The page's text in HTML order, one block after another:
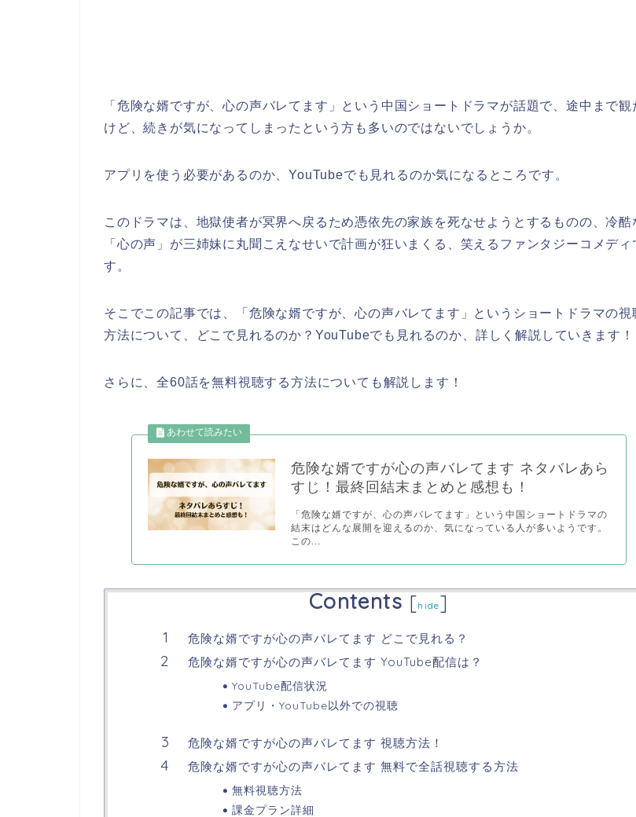
「危険な婿ですが、心の声バレてます」という中国ショートドラマが話題で、途中まで観
けど、続きが気になってしまったという方も多いのではないでしょうか。
アプリを使う必要があるのか、YouTubeでも見れるのか気になるところです。
このドラマは、地獄使者が冥界へ戻るため憑依先の家族を死なせようとするものの、冷酷
「心の声」が三姉妹に丸聞こえなせいで計画が狂いまくる、笑えるファンタジーコメディ
す。
そこでこの記事では、「危険な婿ですが、心の声バレてます」というショートドラマの視
方法について、どこで見れるのか？YouTubeでも見れるのか、詳しく解説していきます！
さらに、全60話を無料視聴する方法についても解説します！
危険な婿ですが心の声バレてます ネタバレあら
すじ！最終回結末まとめと感想も！
「危険な婿ですが、心の声バレてます」という中国ショートドラマの
結末はどんな展開を迎えるのか、気になっている人が多いようです。
この...
Contents [hide]
危険な婿ですが心の声バレてます どこで見れる？
危険な婿ですが心の声バレてます YouTube配信は？
YouTube配信状況
アプリ・YouTube以外での視聴
危険な婿ですが心の声バレてます 視聴方法！
危険な婿ですが心の声バレてます 無料で全話視聴する方法
無料視聴方法
課金プラン詳細